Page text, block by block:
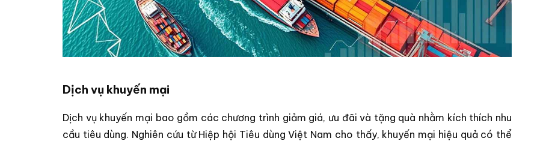
Dịch vụ khuyến mại
Dịch vụ khuyến mại bao gồm các chương trình giảm giá, ưu đãi và tặng quà nhằm kích thích nhu
cầu tiêu dùng. Nghiên cứu từ Hiệp hội Tiêu dùng Việt Nam cho thấy, khuyến mại hiệu quả có thể